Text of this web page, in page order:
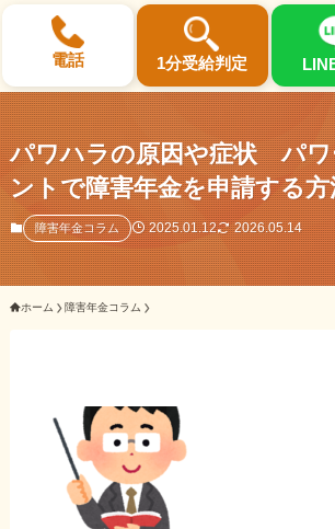
電話 1分受給判定
選ばれる3つの理由
初回相談料0円・受給後報酬型
サポート料金について
ご相談事例をみる
外出困難でもOK
非対面で申請できる
パワハラの原因や症状 パワ
ントで障害年金を申請する方
障害年金コラム 2025.01.12 2026.05.14
ホーム 障害年金コラム